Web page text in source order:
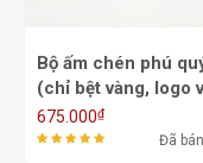
Bộ ấm chén phú
(chỉ bệt vàng, logo
ACVK8A - 700ml
675.000₫
Đã